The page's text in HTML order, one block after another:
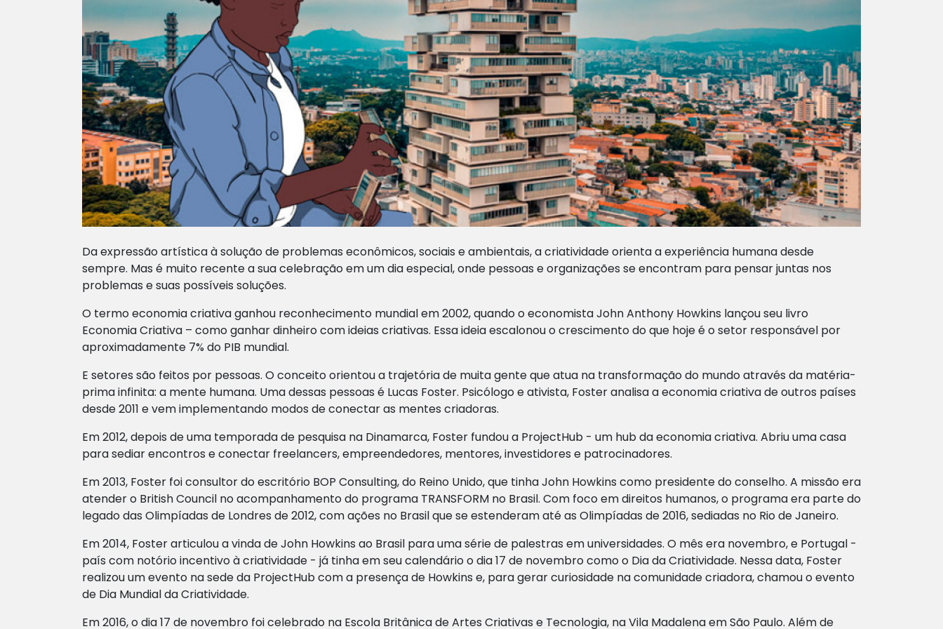
Da expressão artística à solução de problemas econômicos, sociais e ambientais, a criatividade orienta a experiência humana desde
sempre. Mas é muito recente a sua celebração em um dia especial, onde pessoas e organizações se encontram para pensar juntas nos
problemas e suas possíveis soluções.
O termo economia criativa ganhou reconhecimento mundial em 2002, quando o economista John Anthony Howkins lançou seu livro
Economia Criativa – como ganhar dinheiro com ideias criativas. Essa ideia escalonou o crescimento do que hoje é o setor responsável por
aproximadamente 7% do PIB mundial.
E setores são feitos por pessoas. O conceito orientou a trajetória de muita gente que atua na transformação do mundo através da matéria-
prima infinita: a mente humana. Uma dessas pessoas é Lucas Foster. Psicólogo e ativista, Foster analisa a economia criativa de outros países
desde 2011 e vem implementando modos de conectar as mentes criadoras.
Em 2012, depois de uma temporada de pesquisa na Dinamarca, Foster fundou a ProjectHub - um hub da economia criativa. Abriu uma casa
para sediar encontros e conectar freelancers, empreendedores, mentores, investidores e patrocinadores.
Em 2013, Foster foi consultor do escritório BOP Consulting, do Reino Unido, que tinha John Howkins como presidente do conselho. A missão era
atender o British Council no acompanhamento do programa TRANSFORM no Brasil. Com foco em direitos humanos, o programa era parte do
legado das Olimpíadas de Londres de 2012, com ações no Brasil que se estenderam até as Olimpíadas de 2016, sediadas no Rio de Janeiro.
Em 2014, Foster articulou a vinda de John Howkins ao Brasil para uma série de palestras em universidades. O mês era novembro, e Portugal -
país com notório incentivo à criatividade - já tinha em seu calendário o dia 17 de novembro como o Dia da Criatividade. Nessa data, Foster
realizou um evento na sede da ProjectHub com a presença de Howkins e, para gerar curiosidade na comunidade criadora, chamou o evento
de Dia Mundial da Criatividade.
Em 2016, o dia 17 de novembro foi celebrado na Escola Britânica de Artes Criativas e Tecnologia, na Vila Madalena em São Paulo. Além de